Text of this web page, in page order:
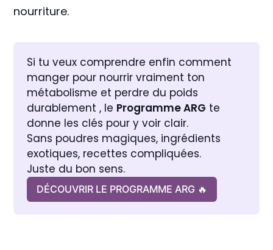
nourriture.
Si tu veux comprendre enfin comment
manger pour nourrir vraiment ton
métabolisme et perdre du poids
durablement , le Programme ARG te
donne les clés pour y voir clair.
Sans poudres magiques, ingrédients
exotiques, recettes compliquées.
Juste du bon sens.
DÉCOUVRIR LE PROGRAMME ARG 🔥